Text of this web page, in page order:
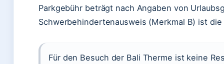
Parkgebühr beträgt nach Angaben von
Schwerbehindertenausweis (Merkmal B) ist
Für den Besuch der Bali Therme ist keine